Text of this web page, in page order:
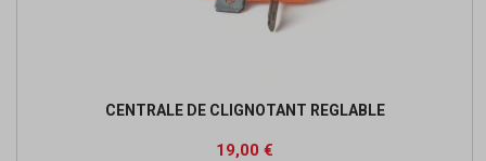
CENTRALE DE CLIGNOTANT REGLABLE
Prix
19,00 €